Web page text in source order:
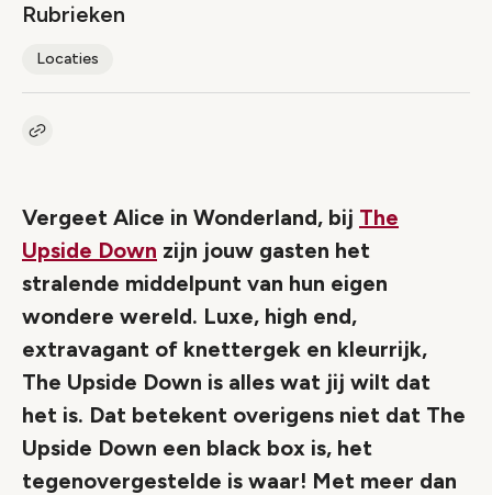
Rubrieken
Locaties
Kopieer link naar artikel
Vergeet Alice in Wonderland, bij The
Upside Down zijn jouw gasten het
stralende middelpunt van hun eigen
wondere wereld. Luxe, high end,
extravagant of knettergek en kleurrijk,
The Upside Down is alles wat jij wilt dat
het is. Dat betekent overigens niet dat The
Upside Down een black box is, het
tegenovergestelde is waar! Met meer dan